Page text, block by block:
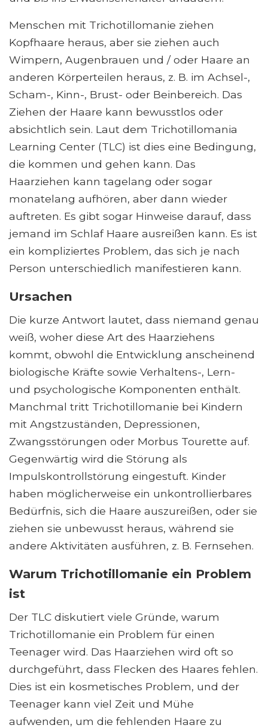
Menschen mit Trichotillomanie ziehen
Kopfhaare heraus, aber sie ziehen auch
Wimpern, Augenbrauen und / oder Haare an
anderen Körperteilen heraus, z. B. im Achsel-,
Scham-, Kinn-, Brust- oder Beinbereich. Das
Ziehen der Haare kann bewusstlos oder
absichtlich sein. Laut dem Trichotillomania
Learning Center (TLC) ist dies eine Bedingung,
die kommen und gehen kann. Das
Haarziehen kann tagelang oder sogar
monatelang aufhören, aber dann wieder
auftreten. Es gibt sogar Hinweise darauf, dass
jemand im Schlaf Haare ausreißen kann. Es ist
ein kompliziertes Problem, das sich je nach
Person unterschiedlich manifestieren kann.
Ursachen
Die kurze Antwort lautet, dass niemand genau
weiß, woher diese Art des Haarziehens
kommt, obwohl die Entwicklung anscheinend
biologische Kräfte sowie Verhaltens-, Lern-
und psychologische Komponenten enthält.
Manchmal tritt Trichotillomanie bei Kindern
mit Angstzuständen, Depressionen,
Zwangsstörungen oder Morbus Tourette auf.
Gegenwärtig wird die Störung als
Impulskontrollstörung eingestuft. Kinder
haben möglicherweise ein unkontrollierbares
Bedürfnis, sich die Haare auszureißen, oder sie
ziehen sie unbewusst heraus, während sie
andere Aktivitäten ausführen, z. B. Fernsehen.
Warum Trichotillomanie ein Problem
ist
Der TLC diskutiert viele Gründe, warum
Trichotillomanie ein Problem für einen
Teenager wird. Das Haarziehen wird oft so
durchgeführt, dass Flecken des Haares fehlen.
Dies ist ein kosmetisches Problem, und der
Teenager kann viel Zeit und Mühe
aufwenden, um die fehlenden Haare zu